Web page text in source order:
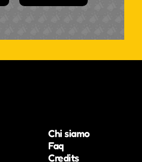
Chi siamo
Faq
Credits